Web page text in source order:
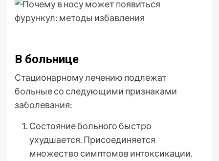
В больнице
Стационарному лечению подлежат
больные со следующими признаками
заболевания:
Состояние больного быстро
ухудшается. Присоединяется
множество симптомов интоксикации.